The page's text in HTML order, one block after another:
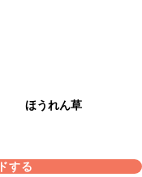
ほうれん草
する